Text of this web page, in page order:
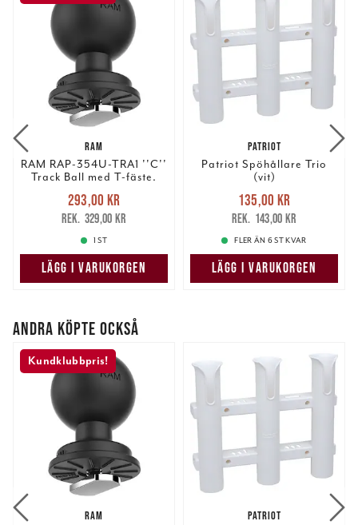
RAM
RAM RAP-354U-TRA1 ''C''
Track Ball med T-fäste.
Nuvarande pris
293,00 krTidigare pris
329,00 kr
293,00 kr
329,00 kr
1 ST
LÄGG I VARUKORGEN
PATRIOT
Patriot Spöhållare Trio
(vit)
Nuvarande pris
135,00 krTidigare pris
143,00 kr
135,00 kr
143,00 kr
FLER ÄN 6 ST KVAR
LÄGG I VARUKORGEN
ANDRA KÖPTE OCKSÅ
Kundklubbpris!
RAM PATRIOT